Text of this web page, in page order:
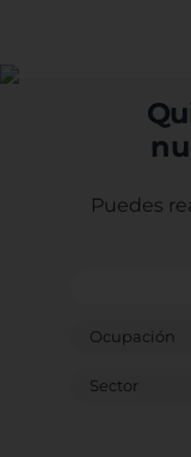
Puedes